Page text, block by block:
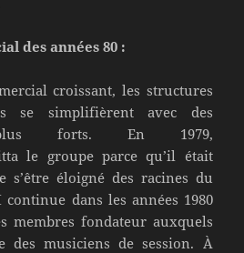
des années 80 :
croissant, les structures
se simplifièrent avec des
plus forts. En 1979,
le groupe parce qu’il était
s’être éloigné des racines du
continue dans les années 1980
membres fondateur auxquels
des musiciens de session. À